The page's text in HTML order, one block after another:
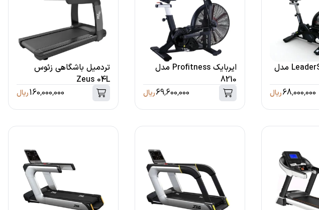
ایربایک LeaderSport مدل
68,000,000ریال
ایربایک Profitness مدل
8210
69,600,000ریال
تردمیل باشگاهی زئوس
Zeus 04L
160,000,000ریال